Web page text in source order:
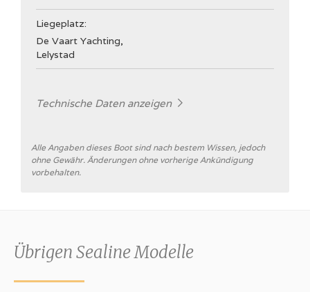
Liegeplatz:
De Vaart Yachting,
Lelystad
Technische Daten anzeigen
Allgemein
Werft
Rumpftyp
Alle Angaben dieses Boot sind nach bestem Wissen, jedoch
ohne Gewähr. Änderungen ohne vorherige Ankündigung
vorbehalten.
ÜbrigenSealineModelle